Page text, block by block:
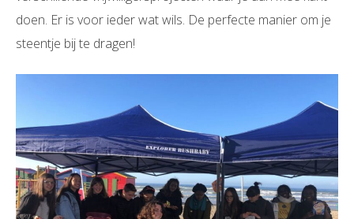
doen. Er is voor ieder wat wils. De perfecte manier om je
steentje bij te dragen!